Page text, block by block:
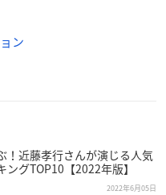
ン
！近藤孝行さんが演じる人気
ングTOP10【2022年版】
2022年6月05日